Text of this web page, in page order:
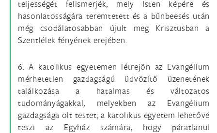
teljességét felismerjék, mely Isten képére és
hasonlatosságára teremtetett és a bűnbeesés után
még csodálatosabban újult meg Krisztusban a
Szentlélek fényének erejében.
6. A katolikus egyetemen létrejön az Evangélium
mérhetetlen gazdagságú üdvözítő üzenetének
találkozása a hatalmas és változatos
tudományágakkal, melyekben az Evangélium
gazdagsága ölt testet; a katolikus egyetem lehetővé
teszi az Egyház számára, hogy páratlanul